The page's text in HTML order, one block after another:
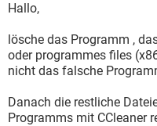
Hallo,
lösche das Programm ,
oder programmes files
nicht das falsche
Danach die restliche
Programms mit CCleaner